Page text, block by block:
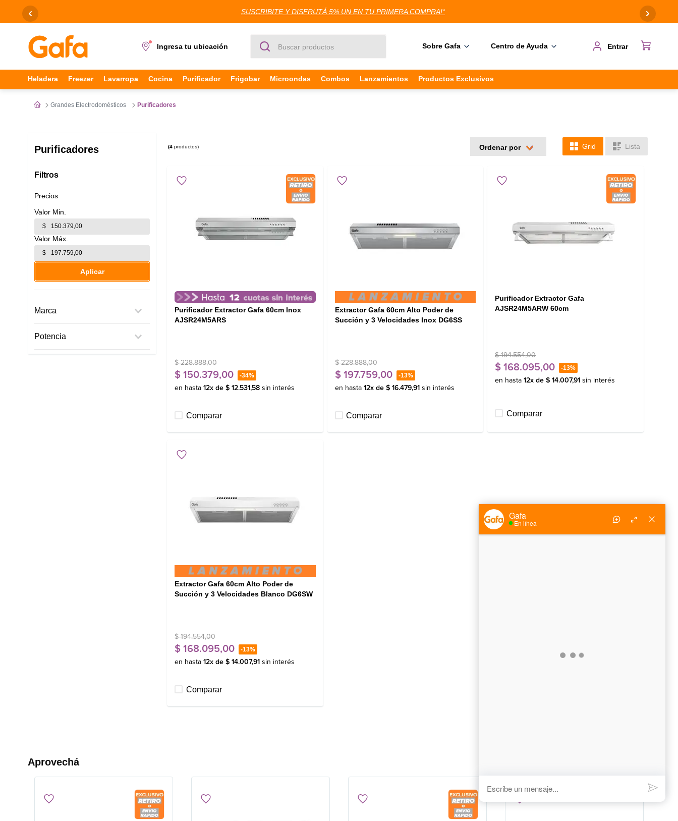
¡Envío + rápido! En Capital federal comprá antes de las 12hs y recibilo en el mismo día.
Ingresa tu ubicación
Términos más buscados
1. heladeras
3. lavarropas
4.
5. cocina
Sobre Gafa Centro de Ayuda Entrar
Heladera Freezer Lavarropa Cocina Purificador Frigobar Microondas Combos Lanzamientos Productos Exclusivos
Grandes Electrodomésticos Purificadores
Purificadores
Filtros
Marca
Potencia
90 W
Precios
$
$
Aplicar
4 productos Grid Lista
Purificador Extractor Gafa 60cm Inox
AJSR24M5ARS
$ 228.888,00
$ 150.379,00 -34%
en hasta 12x de $ 12.531,58 sin interés
Comparar
Extractor Gafa 60cm Alto Poder de
Succión y 3 Velocidades Inox DG6SS
$ 228.888,00
$ 197.759,00 -13%
en hasta 12x de $ 16.479,91 sin interés
Comparar
Purificador Extractor Gafa
AJSR24M5ARW 60cm
$ 194.554,00
$ 168.095,00 -13%
en hasta 12x de $ 14.007,91 sin interés
Comparar
Extractor Gafa 60cm Alto Poder de
Succión y 3 Velocidades Blanco DG6SW
$ 194.554,00
$ 168.095,00 -13%
en hasta 12x de $ 14.007,91 sin interés
Comparar
Aprovechá